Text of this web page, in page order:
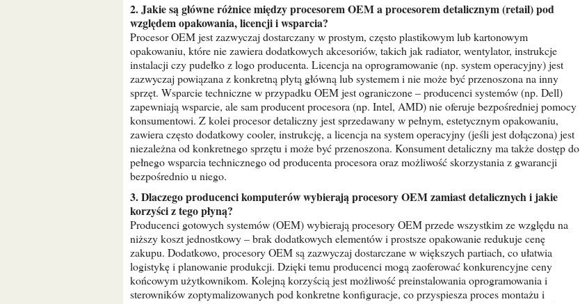
2. Jakie są główne różnice między procesorem OEM a procesorem detalicznym (retail) pod
względem opakowania, licencji i wsparcia?
Procesor OEM jest zazwyczaj dostarczany w prostym, często plastikowym lub kartonowym
opakowaniu, które nie zawiera dodatkowych akcesoriów, takich jak radiator, wentylator, instrukcje
instalacji czy pudełko z logo producenta. Licencja na oprogramowanie (np. system operacyjny) jest
zazwyczaj powiązana z konkretną płytą główną lub systemem i nie może być przenoszona na inny
sprzęt. Wsparcie techniczne w przypadku OEM jest ograniczone – producenci systemów (np. Dell)
zapewniają wsparcie, ale sam producent procesora (np. Intel, AMD) nie oferuje bezpośredniej pomocy
konsumentowi. Z kolei procesor detaliczny jest sprzedawany w pełnym, estetycznym opakowaniu,
zawiera często dodatkowy cooler, instrukcję, a licencja na system operacyjny (jeśli jest dołączona) jest
niezależna od konkretnego sprzętu i może być przenoszona. Konsument detaliczny ma także dostęp do
pełnego wsparcia technicznego od producenta procesora oraz możliwość skorzystania z gwarancji
bezpośrednio u niego.
3. Dlaczego producenci komputerów wybierają procesory OEM zamiast detalicznych i jakie
korzyści z tego płyną?
Producenci gotowych systemów (OEM) wybierają procesory OEM przede wszystkim ze względu na
niższy koszt jednostkowy – brak dodatkowych elementów i prostsze opakowanie redukuje cenę
zakupu. Dodatkowo, procesory OEM są zazwyczaj dostarczane w większych partiach, co ułatwia
logistykę i planowanie produkcji. Dzięki temu producenci mogą zaoferować konkurencyjne ceny
końcowym użytkownikom. Kolejną korzyścią jest możliwość preinstalowania oprogramowania i
sterowników zoptymalizowanych pod konkretne konfiguracje, co przyspiesza proces montażu i